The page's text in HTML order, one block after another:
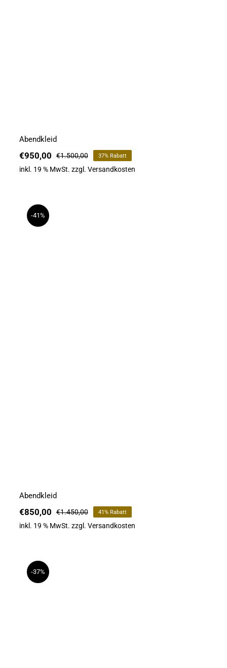
Abendkleid
€1.500,00Ursprünglicher
Preis
€950,00
Aktueller
Preis
37% Rabatt
inkl. 19 % MwSt. zzgl. Versandkosten
-41%
Abendkleid
€1.450,00Ursprünglicher
Preis
€850,00
Aktueller
Preis
41% Rabatt
inkl. 19 % MwSt. zzgl. Versandkosten
-37%